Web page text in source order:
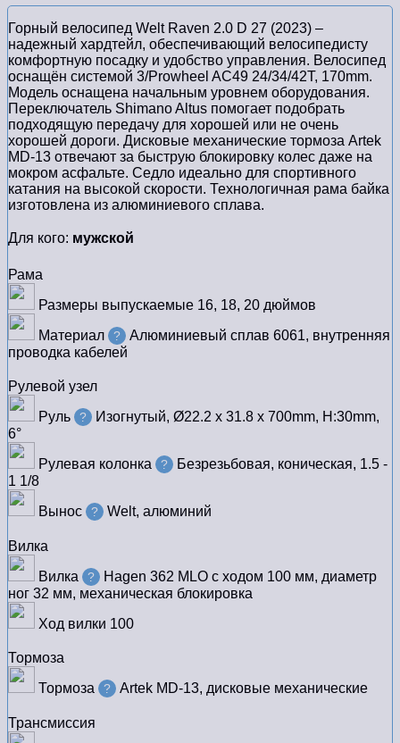
Горный велосипед Welt Raven 2.0 D 27 (2023) –
надежный хардтейл, обеспечивающий велосипедисту
комфортную посадку и удобство управления. Велосипед
оснащён системой 3/Prowheel AC49 24/34/42T, 170mm.
Модель оснащена начальным уровнем оборудования.
Переключатель Shimano Altus помогает подобрать
подходящую передачу для хорошей или не очень
хорошей дороги. Дисковые механические тормоза Artek
MD-13 отвечают за быструю блокировку колес даже на
мокром асфальте. Седло идеально для спортивного
катания на высокой скорости. Технологичная рама байка
изготовлена из алюминиевого сплава.
Для кого: мужской
Рама
Размеры выпускаемые 16, 18, 20 дюймов
Материал
?
Алюминиевый сплав 6061, внутренняя
проводка кабелей
Рулевой узел
Руль
?
Изогнутый, Ø22.2 х 31.8 х 700mm, H:30mm,
6°
Рулевая колонка
?
Безрезьбовая, коническая, 1.5 -
1 1/8
Вынос
? Welt, алюминий
Вилка
Вилка
?
Hagen 362 MLO с ходом 100 мм, диаметр
ног 32 мм, механическая блокировка
Ход вилки 100
Тормоза
Тормоза
? Artek MD-13, дисковые механические
Трансмиссия